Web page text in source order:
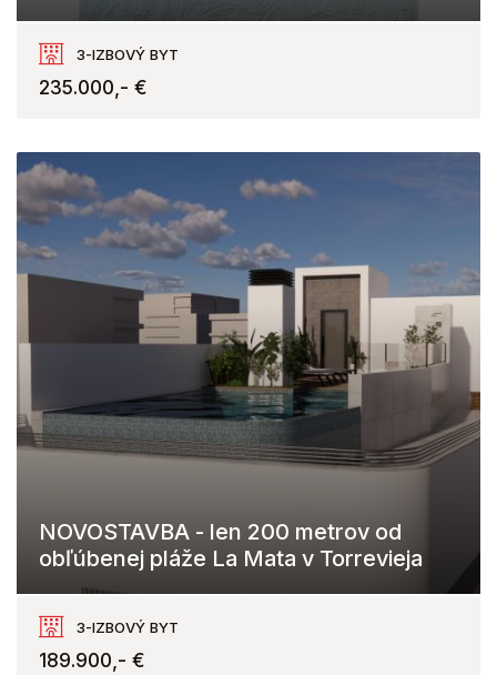
Benidorm
3-IZBOVÝ BYT
235.000,- €
NOVOSTAVBA - len 200 metrov od
obľúbenej pláže La Mata v Torrevieja
Av. de Denia & C. Teulada, Torrevieja
3-IZBOVÝ BYT
189.900,- €